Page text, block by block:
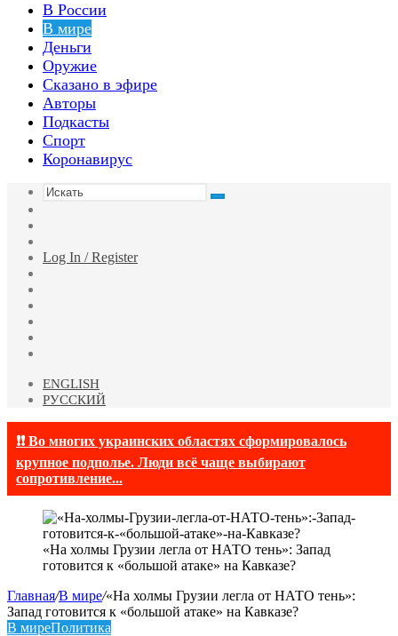
В России
В мире
Деньги
Оружие
Сказано в эфире
Авторы
Подкасты
Спорт
Коронавирус
Искать
статья
Log In / Register
ENGLISH
РУССКИЙ
❗❗ Во многих украинских областях сформировалось
крупное подполье. Люди всё чаще выбирают
сопротивление...
«На холмы Грузии легла от НАТО тень»: Запад
готовится к «большой атаке» на Кавказе?
Главная/В мире/«На холмы Грузии легла от НАТО тень»:
Запад готовится к «большой атаке» на Кавказе?
В миреПолитика